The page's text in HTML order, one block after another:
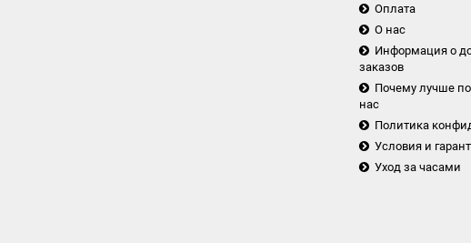
Оплата
О нас
Информация о
заказов
Почему лучше
нас
Политика
Условия и
Уход за часами